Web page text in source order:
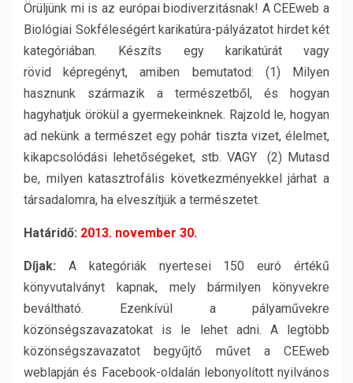
Örüljünk mi is az európai biodiverzitásnak! A CEEweb a
Biológiai Sokféleségért karikatúra-pályázatot hirdet két
kategóriában. Készíts egy karikatúrát vagy
rövid képregényt, amiben bemutatod: (1) Milyen
hasznunk származik a természetből, és hogyan
hagyhatjuk örökül a gyermekeinknek. Rajzold le, hogyan
ad nekünk a természet egy pohár tiszta vizet, élelmet,
kikapcsolódási lehetőségeket, stb. VAGY (2) Mutasd
be, milyen katasztrofális következményekkel járhat a
társadalomra, ha elveszítjük a természetet.
Határidő: 2013. november 30.
Díjak: A kategóriák nyertesei 150 euró értékű
könyvutalványt kapnak, mely bármilyen könyvekre
beváltható. Ezenkívül a pályaművekre
közönségszavazatokat is le lehet adni. A legtöbb
közönségszavazatot begyűjtő művet a CEEweb
weblapján és Facebook-oldalán lebonyolított nyilvános